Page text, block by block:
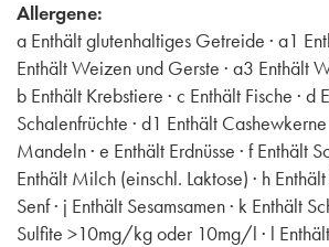
Allergene:
a Enthält glutenhaltiges Getreide · a1
Enthält Weizen und Gerste · a3 Enthält
b Enthält Krebstiere · c Enthält Fische · d
Schalenfrüchte · d1 Enthält
Mandeln · e Enthält Erdnüsse · f Enthält
Enthält Milch (einschl. Laktose) · h
Senf · j Enthält Sesamsamen · k Enthält
Sulfite >10mg/kg oder 10mg/l · l Enthält